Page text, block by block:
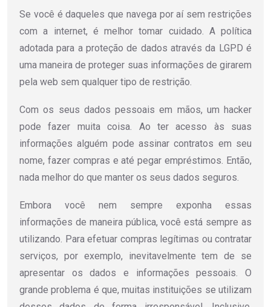
Se você é daqueles que navega por aí sem restrições
com a internet, é melhor tomar cuidado. A política
adotada para a proteção de dados através da LGPD é
uma maneira de proteger suas informações de girarem
pela web sem qualquer tipo de restrição.
Com os seus dados pessoais em mãos, um hacker
pode fazer muita coisa. Ao ter acesso às suas
informações alguém pode assinar contratos em seu
nome, fazer compras e até pegar empréstimos. Então,
nada melhor do que manter os seus dados seguros.
Embora você nem sempre exponha essas
informações de maneira pública, você está sempre as
utilizando. Para efetuar compras legítimas ou contratar
serviços, por exemplo, inevitavelmente tem de se
apresentar os dados e informações pessoais. O
grande problema é que, muitas instituições se utilizam